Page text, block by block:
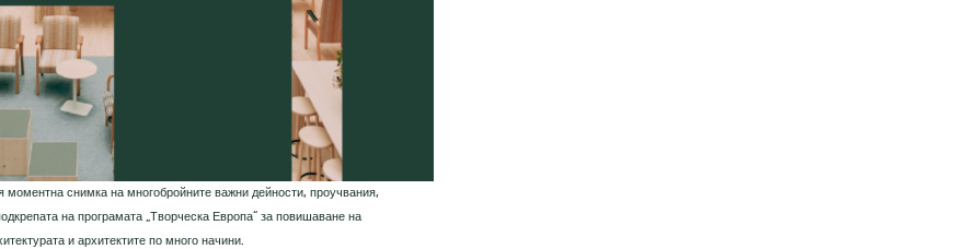
моментна снимка на многобройните важни дейности, проучвания,
на програмата „Творческа Европа“ за повишаване на
и архитектите по много начини.